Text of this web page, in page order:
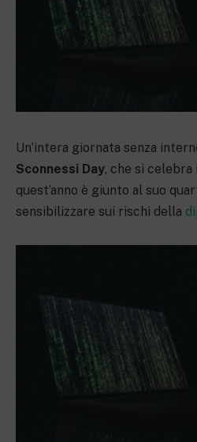
Un’intera giornata senza
Sconnessi Day, che si
quest’anno è giunto al suo
sensibilizzare sui rischi della